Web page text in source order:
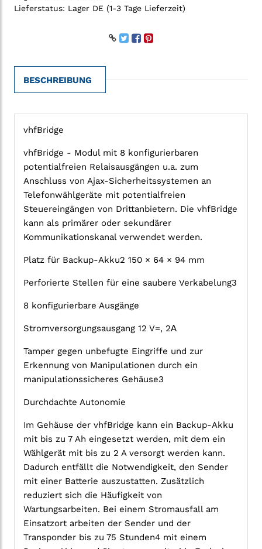
Lieferstatus: Lager DE (1-3 Tage Lieferzeit)
BESCHREIBUNG
vhfBridge
vhfBridge - Modul mit 8 konfigurierbaren
potentialfreien Relaisausgängen u.a. zum
Anschluss von Ajax-Sicherheitssystemen an
Telefonwählgeräte mit potentialfreien
Steuereingängen von Drittanbietern. Die vhfBridge
kann als primärer oder sekundärer
Kommunikationskanal verwendet werden.
Platz für Backup-Akku2 150 × 64 × 94 mm
Perforierte Stellen für eine saubere Verkabelung3
8 konfigurierbare Ausgänge
Stromversorgungsausgang 12 V=, 2А
Tamper gegen unbefugte Eingriffe und zur
Erkennung von Manipulationen durch ein
manipulationssicheres Gehäuse3
Durchdachte Autonomie
Im Gehäuse der vhfBridge kann ein Backup-Akku
mit bis zu 7 Ah eingesetzt werden, mit dem ein
Wählgerät mit bis zu 2 A versorgt werden kann.
Dadurch entfällt die Notwendigkeit, den Sender
mit einer Batterie auszustatten. Zusätzlich
reduziert sich die Häufigkeit von
Wartungsarbeiten. Bei einem Stromausfall am
Einsatzort arbeiten der Sender und der
Transponder bis zu 75 Stunden4 mit einem